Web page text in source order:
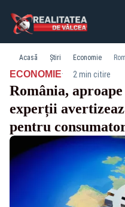
Acasă Știri Economie
ECONOMIE· 2 min citire
România,
experții
pentru